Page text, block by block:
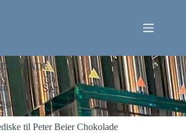
til Peter Beier Chokolade